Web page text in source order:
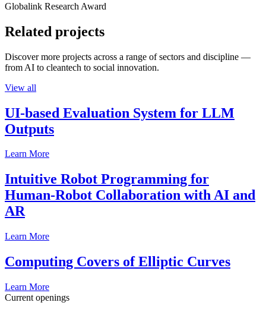
Globalink Research Award
Related projects
Discover more projects across a range of sectors and discipline —
from AI to cleantech to social innovation.
View all
UI-based Evaluation System for LLM
Outputs
Learn More
Intuitive Robot Programming for
Human-Robot Collaboration with AI and
AR
Learn More
Computing Covers of Elliptic Curves
Learn More
Current openings